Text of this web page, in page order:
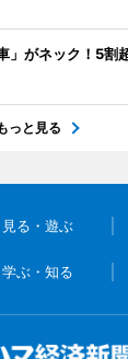
」がネック！5割
っと見る
見る・遊ぶ
学ぶ・知る